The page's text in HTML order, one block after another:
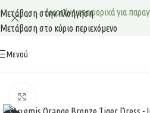
Μετάβαση στην πλοήγηση
Μετάβαση στο κύριο περιεχόμενο
Δωρεάν μεταφορικά για
Μενού